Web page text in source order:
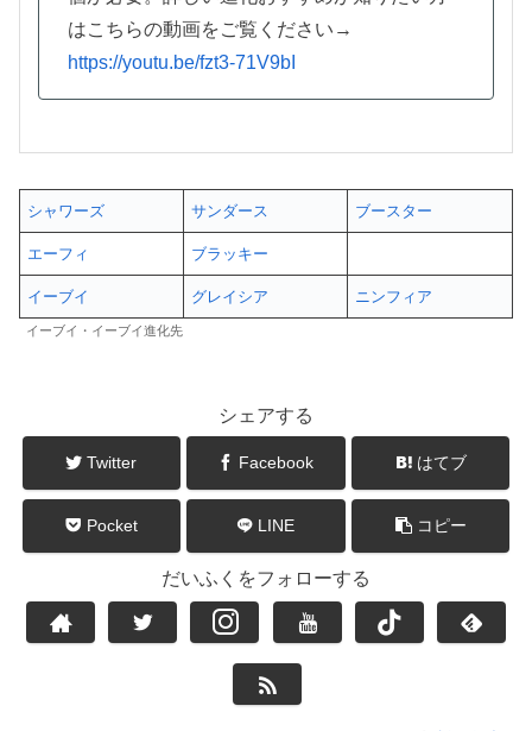
はこちらの動画をご覧ください→
https://youtu.be/fzt3-71V9bI
シャワーズ サンダース ブースター
エーフィ ブラッキー
イーブイ グレイシア ニンフィア
イーブイ・イーブイ進化先
シェアする
Twitter Facebook はてブ
Pocket LINE コピー
だいふくをフォローする